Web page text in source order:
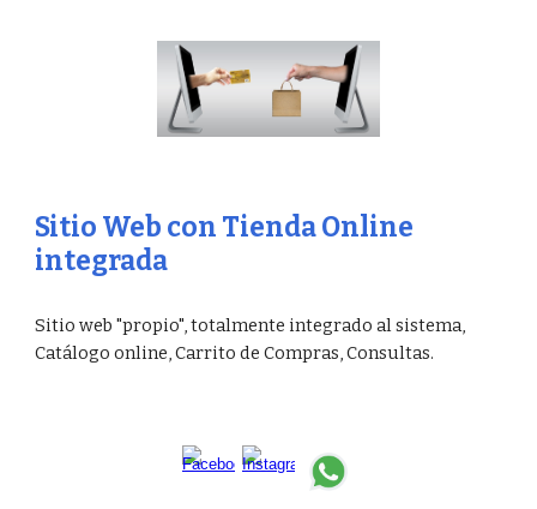
Sitio Web con Tienda Online
integrada
Sitio web "propio", totalmente integrado al sistema,
Catálogo online, Carrito de Compras, Consultas.